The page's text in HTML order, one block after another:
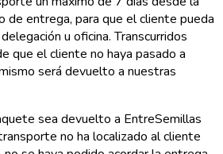
de entrega, para que el cliente pueda
u oficina. Transcurridos
que el cliente no haya pasado a
será devuelto a nuestras
sea devuelto a EntreSemillas
no ha localizado al cliente